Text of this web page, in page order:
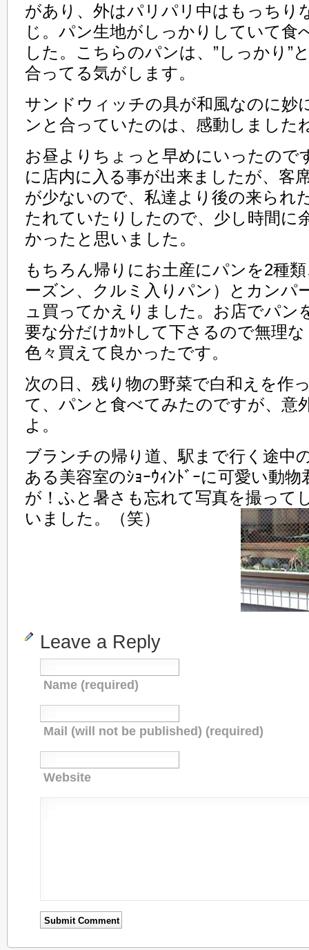
があり、外はパリパリ中はもっちり
じ。パン生地がしっかりしていて食
した。こちらのパンは、”しっかり”
合ってる気がします。
サンドウィッチの具が和風なのに妙
ンと合っていたのは、感動しました
お昼よりちょっと早めにいったので
に店内に入る事が出来ましたが、客
が少ないので、私達より後の来られ
たれていたりしたので、少し時間に
かったと思いました。
もちろん帰りにお土産にパンを2種
ーズン、クルミ入りパン）とカンパ
ュ買ってかえりました。お店でパン
要な分だけｶｯﾄして下さるので無理な
色々買えて良かったです。
次の日、残り物の野菜で白和えを作
て、パンと食べてみたのですが、意
よ。
ブランチの帰り道、駅まで行く途中
ある美容室のｼｮｰｳｨﾝﾄﾞｰに可愛い動物
が！ふと暑さも忘れて写真を撮って
いました。（笑）
Leave a Reply
Name (required)
Mail (will not be published) (required)
Website